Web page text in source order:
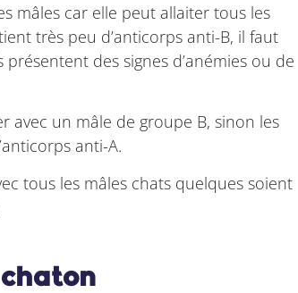
mâles car elle peut allaiter tous les
très peu d’anticorps anti-B, il faut
des signes d’anémies ou de
avec un mâle de groupe B, sinon les
anti-A.
tous les mâles chats quelques soient